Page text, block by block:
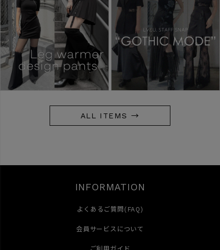
ALL ITEMS →
INFORMATION
よくあるご質問(FAQ)
会員サービスについて